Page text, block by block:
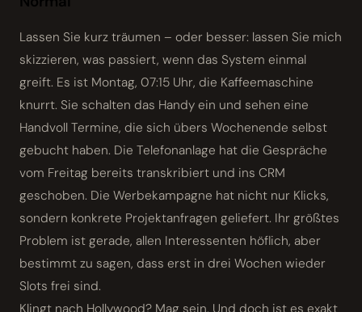
Lassen Sie kurz träumen – oder besser: lassen Sie mich
skizzieren, was passiert, wenn das System einmal
greift. Es ist Montag, 07:15 Uhr, die Kaffeemaschine
knurrt. Sie schalten das Handy ein und sehen eine
Handvoll Termine, die sich übers Wochenende selbst
gebucht haben. Die Telefonanlage hat die Gespräche
vom Freitag bereits transkribiert und ins CRM
geschoben. Die Werbekampagne hat nicht nur Klicks,
sondern konkrete Projekt­anfragen geliefert. Ihr größtes
Problem ist gerade, allen Interessenten höflich, aber
bestimmt zu sagen, dass erst in drei Wochen wieder
Slots frei sind.